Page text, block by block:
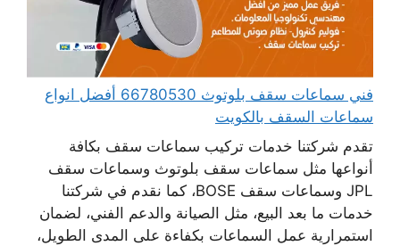
فني سماعات سقف بلوتوث 66780530 أفضل انواع
سماعات السقف بالكويت
تقدم شركتنا خدمات تركيب سماعات سقف بكافة
أنواعها مثل سماعات سقف بلوتوث وسماعات سقف
JPL وسماعات سقف BOSE، كما نقدم في شركتنا
خدمات ما بعد البيع، مثل الصيانة والدعم الفني، لضمان
استمرارية عمل السماعات بكفاءة على المدى الطويل،